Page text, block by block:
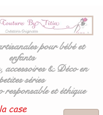
pour bébé et
enfants
accessoires & Déco en
séries
et éthique
case